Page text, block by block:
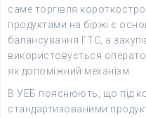
саме торгівля
продуктами на біржі є
балансування ГТС, а
використовується
як допоміжний механізм.
В УЕБ пояснюють, що під
стандартизованими